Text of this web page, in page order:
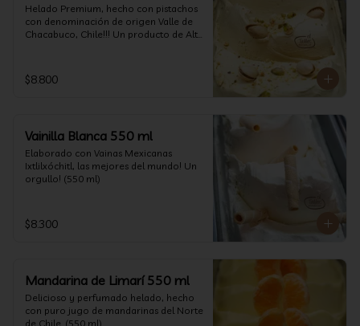
Helado Premium, hecho con pistachos
con denominación de origen Valle de
Chacabuco, Chile!!! Un producto de Alta
$8.800
Vainilla Blanca 550 ml
Elaborado con Vainas Mexicanas
Ixtlilxóchitl, las mejores del mundo! Un
orgullo! (550 ml)
$8.300
Mandarina de Limarí 550 ml
Delicioso y perfumado helado, hecho
con puro jugo de mandarinas del Norte
de Chile. (550 ml)